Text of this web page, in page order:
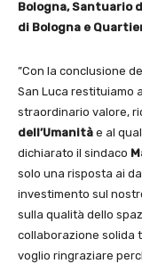
Bologna, Santuario
di Bologna e
”Con la conclusione
San Luca restituiamo
straordinario valore,
dell’Umanità e al
dichiarato il sindaco
solo una risposta ai
investimento sul
sulla qualità dello
collaborazione solida
voglio ringraziare